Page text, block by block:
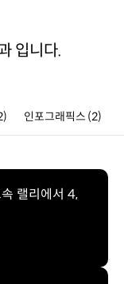
입니다.
인포그래픽스 (2)
랠리에서 4,